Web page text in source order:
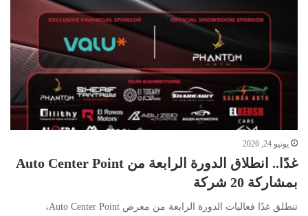
يونيو 24, 2026
غدًا.. انطلاق الدورة الرابعة من Auto Center Point
بمشاركة 20 شركة
تنطلق غدًا فعاليات الدورة الرابعة من معرض Auto Center Point،